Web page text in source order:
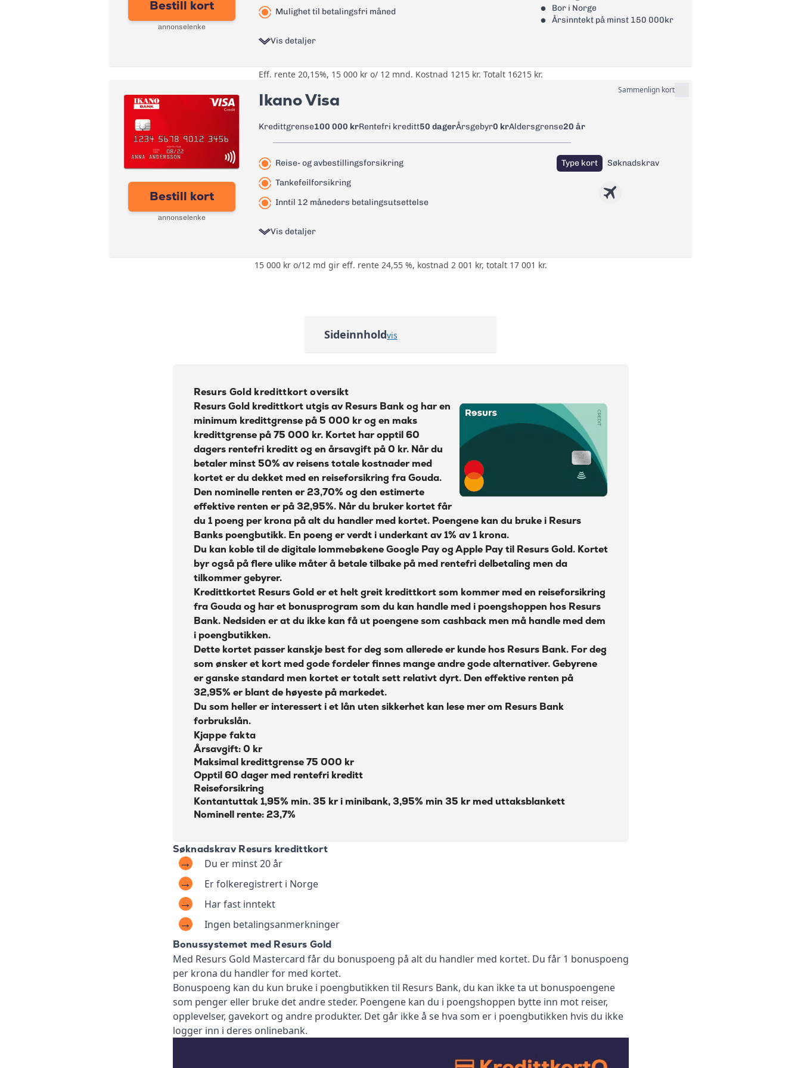
Les mer om Bank Norwegian kreditkort Visa
Kontantuttak i minibank:
Valutapåslag:
Purregebyr: 35 kr
Inkassovarsel
Bestill kort
annonselenke
Mulighet til betalingsfri måned
Vis detaljer
Bor i Norge
Årsinntekt på minst 150 000kr
0 kr
Rente:
Effektiv rente: 20,15%
Kontantuttak i minibank: 0 kr
Kontantuttak i bank: 0 kr
eFaktura:
Gebyr papirfaktura:
Eff. rente 20,15%, 15 000 kr o/ 12 mnd. Kostnad 1215 kr. Totalt 16215 kr.
Sammenlign kort
Ikano Visa
Kredittgrense100 000 krRentefri kreditt50 dagerÅrsgebyr0 krAldersgrense20 år
Bestill kort
annonselenke
Reise- og avbestillingsforsikring
Tankefeilforsikring
Inntil 12 måneders betalingsutsettelse
Vis detaljer
Type kort Søknadskrav
Ingen bonuser og rabatter
Kontantuttak i bank: 35 kr + 1% av beløp
Gebyr papirfaktura: 45 kr
35 kr
Overtrekksgebyr: 75 kr
0 kr
Les mer om Ikano Visa →
15 000 kr o/12 md gir eff. rente 24,55 %, kostnad 2 001 kr, totalt 17 001 kr.
Sideinnholdvis
Bonussystemet med Resurs Gold
Reiseforsikring med Resurs Gold
Mastercard
Delbetaling av større kjøp med
separat faktura
Kontaktløs betaling med Google
Pay og Apple Pay
SMS Kvittering
Beregn kostnadene dine med
Resurs Gold
Ulemper
Hvor bra er Resurs kredittkort
Resurs Gold Mastercard prisliste
Om Resurs Bank
Resurs Gold kredittkort oversikt
Resurs Gold kredittkort utgis av Resurs Bank og har en
minimum kredittgrense på 5 000 kr og en maks
kredittgrense på 75 000 kr. Kortet har opptil 60
dagers rentefri kreditt og en årsavgift på 0 kr. Når du
betaler minst 50% av reisens totale kostnader med
kortet er du dekket med en reiseforsikring fra Gouda.
Den nominelle renten er 23,70% og den estimerte
effektive renten er på 32,95%. Når du bruker kortet får
du 1 poeng per krona på alt du handler med kortet. Poengene kan du bruke i Resurs
Banks poengbutikk. En poeng er verdt i underkant av 1% av 1 krona.
Du kan koble til de digitale lommebøkene Google Pay og Apple Pay til Resurs Gold. Kortet
byr også på flere ulike måter å betale tilbake på med rentefri delbetaling men da
tilkommer gebyrer.
Kredittkortet Resurs Gold er et helt greit kredittkort som kommer med en reiseforsikring
fra Gouda og har et bonusprogram som du kan handle med i poengshoppen hos Resurs
Bank. Nedsiden er at du ikke kan få ut poengene som cashback men må handle med dem
i poengbutikken.
Dette kortet passer kanskje best for deg som allerede er kunde hos Resurs Bank. For deg
som ønsker et kort med gode fordeler finnes mange andre gode alternativer. Gebyrene
er ganske standard men kortet er totalt sett relativt dyrt. Den effektive renten på
32,95% er blant de høyeste på markedet.
Du som heller er interessert i et lån uten sikkerhet kan lese mer om Resurs Bank
forbrukslån.
Kjappe fakta
Årsavgift: 0 kr
Maksimal kredittgrense 75 000 kr
Opptil 60 dager med rentefri kreditt
Reiseforsikring
Kontantuttak 1,95% min. 35 kr i minibank, 3,95% min 35 kr med uttaksblankett
Nominell rente: 23,7%
Søknadskrav Resurs kredittkort
Du er minst 20 år
Er folkeregistrert i Norge
Har fast inntekt
Ingen betalingsanmerkninger
Bonussystemet med Resurs Gold
Med Resurs Gold Mastercard får du bonuspoeng på alt du handler med kortet. Du får 1 bonuspoeng
per krona du handler for med kortet.
Bonuspoeng kan du kun bruke i poengbutikken til Resurs Bank, du kan ikke ta ut bonuspoengene
som penger eller bruke det andre steder. Poengene kan du i poengshoppen bytte inn mot reiser,
opplevelser, gavekort og andre produkter. Det går ikke å se hva som er i poengbutikken hvis du ikke
logger inn i deres onlinebank.